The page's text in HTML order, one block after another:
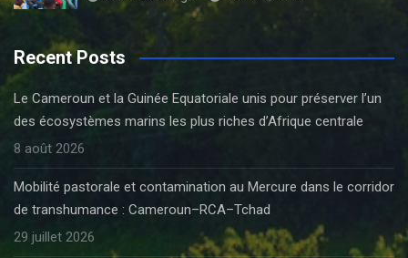
Recent Posts
Le Cameroun et la Guinée Equatoriale unis pour préserver l’un
des écosystèmes marins les plus riches d’Afrique centrale
8 août 2026
Mobilité pastorale et contamination au Mercure dans le corridor
de transhumance : Cameroun–RCA–Tchad
29 juillet 2026